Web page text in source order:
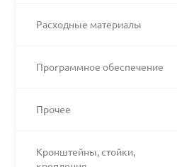
Расходные материалы
Программное обеспечение
Прочее
Кронштейны, стойки,